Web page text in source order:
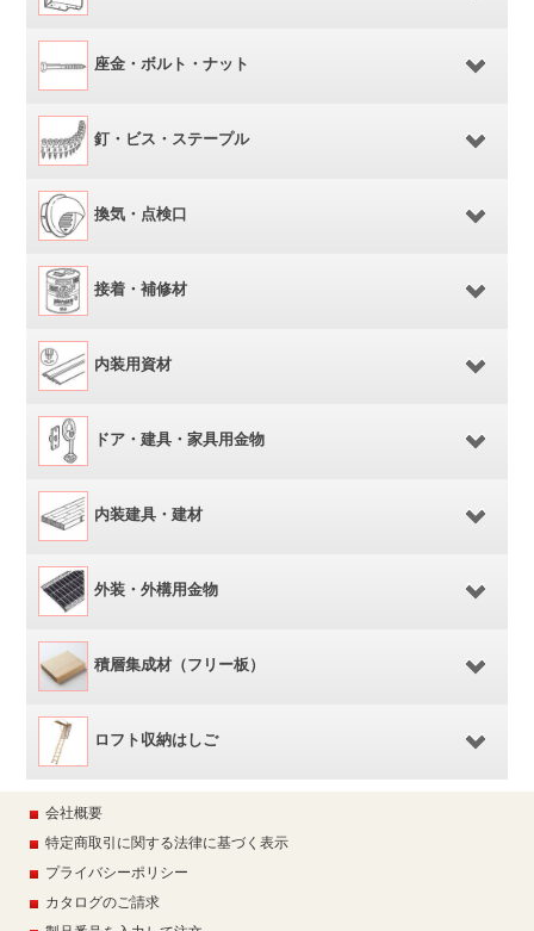
座金・ボルト・ナット
釘・ビス・ステープル
換気・点検口
接着・補修材
内装用資材
ドア・建具・家具用金物
内装建具・建材
外装・外構用金物
積層集成材（フリー板）
ロフト収納はしご
会社概要
特定商取引に関する法律に基づく表示
プライバシーポリシー
カタログのご請求